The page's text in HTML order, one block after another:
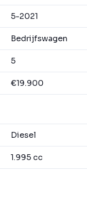
5-2021
Bedrijfswagen
5
€19.900
Diesel
1.995 cc